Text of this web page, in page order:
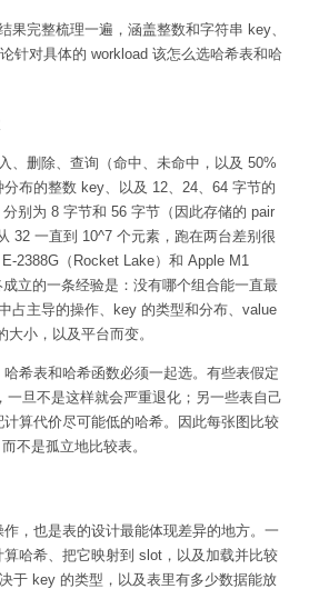
果完整梳理一遍，涵盖整数和字符串 key、
针对具体的 workload 该怎么选哈希表和哈
、删除、查询（命中、未命中，以及 50%
布的整数 key、以及 12、24、64 字节的
别为 8 字节和 56 字节（因此存储的 pair
32 一直到 10^7 个元素，跑在两台差别很
2388G（Rocket Lake）和 Apple M1
立的一条经验是：没有哪个组合能一直最
主导的操作、key 的类型和分布、value
小，以及平台而变。
希表和哈希函数必须一起选。有些表假定
旦不是这样就会严重退化；另一些表自己
算代价尽可能低的哈希。因此每张图比较
不是孤立地比较表。
，也是表的设计最能体现差异的地方。一
哈希、把它映射到 slot，以及加载并比较
于 key 的类型，以及表里有多少数据能放